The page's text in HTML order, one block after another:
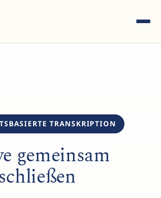
Sites und Blog-Beiträgen zu
TRANSKRIPTION
gemeinsam